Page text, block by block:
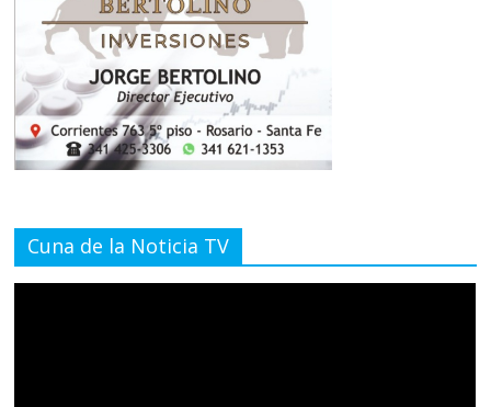
Cuna de la Noticia TV